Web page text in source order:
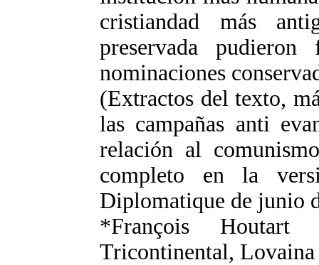
cristiandad más
preservada
nominaciones
(Extractos del texto,
las campañas anti
relación al
completo en la
Diplomatique de junio
*François
Tricontinental,